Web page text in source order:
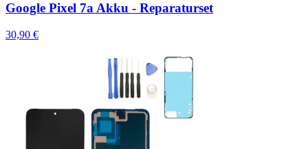
Google Pixel 7a Akku - Reparaturset
30,90 €